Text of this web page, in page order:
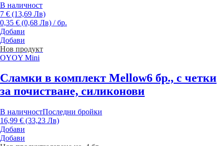
В наличност
7 € (13,69 Лв)
0,35 € (0,68 Лв) / бр.
Добави
Добави
Нов продукт
OYOY Mini
Сламки в комплект Mellow6 бр., с четки
за почистване, силиконови
В наличностПоследни бройки
16,99 € (33,23 Лв)
Добави
Добави